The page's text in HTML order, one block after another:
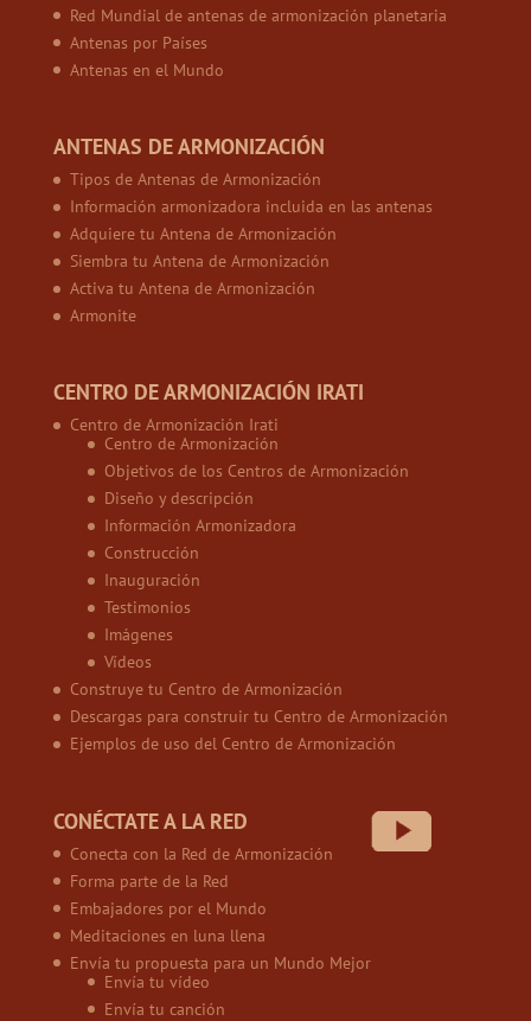
Red Mundial de antenas de armonización planetaria
Antenas por Países
Antenas en el Mundo
ANTENAS DE ARMONIZACIÓN
Tipos de Antenas de Armonización
Información armonizadora incluida en las antenas
Adquiere tu Antena de Armonización
Siembra tu Antena de Armonización
Activa tu Antena de Armonización
Armonite
CENTRO DE ARMONIZACIÓN IRATI
Centro de Armonización Irati
Centro de Armonización
Objetivos de los Centros de Armonización
Diseño y descripción
Información Armonizadora
Construcción
Inauguración
Testimonios
Imágenes
Vídeos
Construye tu Centro de Armonización
Descargas para construir tu Centro de Armonización
Ejemplos de uso del Centro de Armonización
CONÉCTATE A LA RED
Conecta con la Red de Armonización
Forma parte de la Red
Embajadores por el Mundo
Meditaciones en luna llena
Envía tu propuesta para un Mundo Mejor
Envía tu vídeo
Envía tu canción